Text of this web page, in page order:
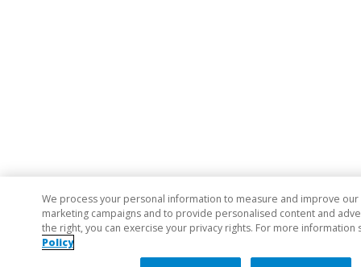
We process your personal information to measure and improve our
marketing campaigns and to provide personalised content and
the right, you can exercise your privacy rights. For more information
Policy